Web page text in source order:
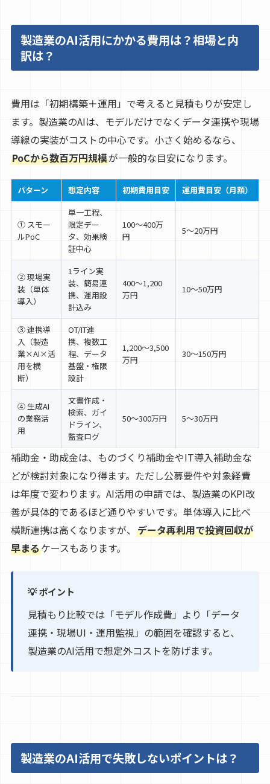
製造業のAI活用にかかる費用は？相場と内
訳は？
費用は「初期構築＋運用」で考えると見積もりが安定し
ます。製造業のAIは、モデルだけでなくデータ連携や現場
導線の実装がコストの中心です。小さく始めるなら、
PoCから数百万円規模が一般的な目安になります。
パターン 想定内容 初期費用目安 運用費目安（月額）
① スモー
ルPoC
単一工程、
限定デー
タ、効果検
証中心
100〜400万
円
5〜20万円
② 現場実
装（単体
導入）
1ライン実
装、簡易連
携、運用設
計込み
400〜1,200
万円
10〜50万円
③ 連携導
入（製造
業×AI×活
用を横
断）
OT/IT連
携、複数工
程、データ
基盤・権限
設計
1,200〜3,500
万円
30〜150万円
④ 生成AI
の業務活
用
文書作成・
検索、ガイ
ドライン、
監査ログ
50〜300万円 5〜30万円
補助金・助成金は、ものづくり補助金やIT導入補助金な
どが検討対象になり得ます。ただし公募要件や対象経費
は年度で変わります。AI活用の申請では、製造業のKPI改
善が具体的であるほど通りやすいです。単体導入に比べ
横断連携は高くなりますが、 データ再利用で投資回収が
早まるケースもあります。
💡 ポイント
見積もり比較では「モデル作成費」より「データ
連携・現場UI・運用監視」の範囲を確認すると、
製造業のAI活用で想定外コストを防げます。
製造業のAI活用で失敗しないポイントは？